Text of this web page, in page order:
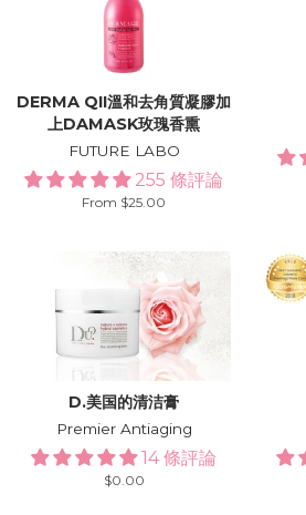
DERMA QII溫和去角質凝膠加
上DAMASK玫瑰香熏
FUTURE LABO
255 條評論
From $25.00
D.美国的清洁膏
Premier Antiaging
14 條評論
Regular
$0.00